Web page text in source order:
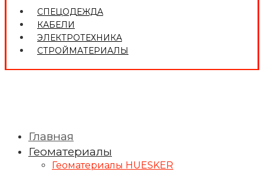
СПЕЦОДЕЖДА
КАБЕЛИ
ЭЛЕКТРОТЕХНИКА
СТРОЙМАТЕРИАЛЫ
Главная
Геоматериалы
Геоматериалы HUESKER